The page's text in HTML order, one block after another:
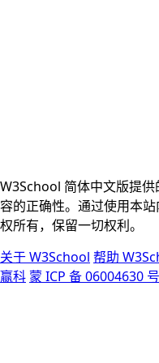
W3School 简体中文版提
容的正确性。通过使用本
权所有，保留一切权利。
关于 W3School 帮助
赢科蒙 ICP 备 06004630 号